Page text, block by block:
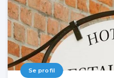
Se profil